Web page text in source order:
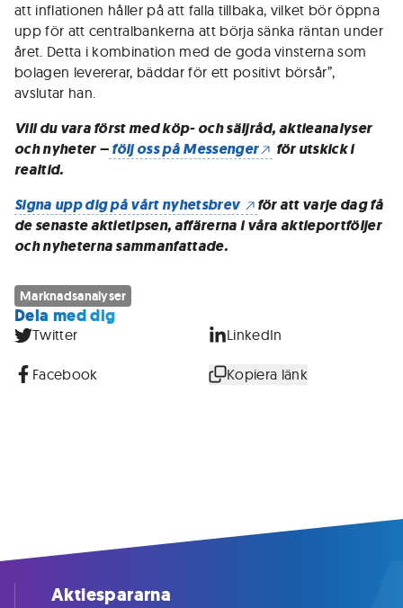
att inflationen håller på att falla tillbaka, vilket bör öppna
upp för att centralbankerna att börja sänka räntan under
året. Detta i kombination med de goda vinsterna som
bolagen levererar, bäddar för ett positivt börsår”,
avslutar han.
Vill du vara först med köp- och säljråd, aktieanalyser
och nyheter –följ oss på Messenger
för utskick i
realtid.
Signa upp dig på vårt nyhetsbrev
för att varje dag få
de senaste aktietipsen, affärerna i våra aktieportföljer
och nyheterna sammanfattade.
Marknadsanalyser
Dela med dig
Twitter LinkedIn
Facebook Kopiera länk
Aktiespararna